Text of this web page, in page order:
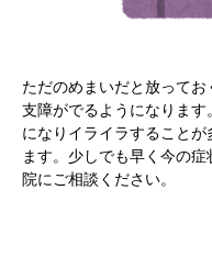
ただのめまいだと放って
支障がでるようになりま
になりイライラすること
ます。少しでも早く今の
院にご相談ください。